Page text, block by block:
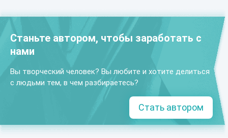
Станьте автором, чтобы заработать с
нами
Вы творческий человек? Вы любите и хотите делиться
с людьми тем, в чем разбираетесь?
Стать автором